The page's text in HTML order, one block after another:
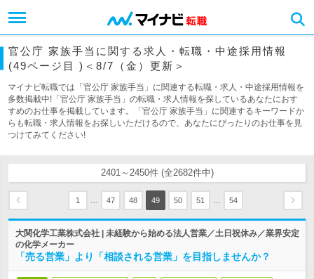
官公庁 家族手当に関する求人・転職・中途採用情報
(49ページ目 )＜8/7（金）更新＞
マイナビ転職では「官公庁 家族手当」に関連する転職・求人・中途採用情報を
多数掲載中!「官公庁 家族手当」の転職・求人情報を探しているあなたにおす
すめのお仕事を掲載しています。「官公庁 家族手当」に関連するキーワードか
らも転職・求人情報をお探しいただけるので、あなたにぴったりのお仕事を見
つけてみてください!
2401～2450件 (全2682件中)
1 47 48 49 50 51 54
大関化学工業株式会社 | 未経験から始める法人営業／土日祝休み／業界安定
の化学メーカー
「売る営業」より「相談される営業」を目指しませんか？